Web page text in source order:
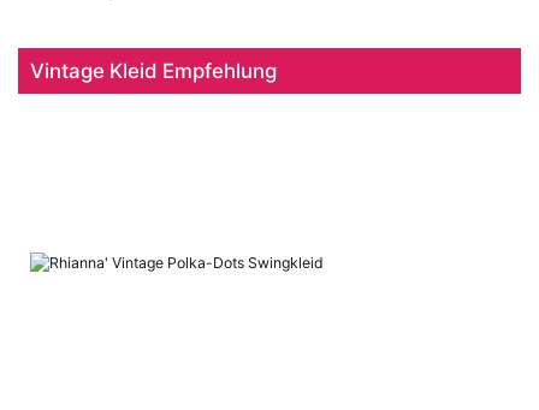
Vintage Kleid Empfehlung